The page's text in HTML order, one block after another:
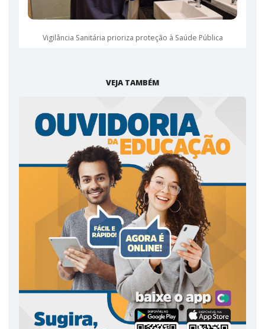
Vigilância Sanitária prioriza proteção à Saúde Pública
VEJA TAMBÉM